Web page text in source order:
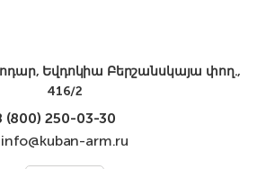
Եվդոկիա Բերշանսկայա փող.,
416/2
(800) 250-03-30
info@kuban-arm.ru